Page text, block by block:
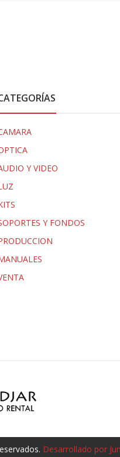
Y VIDEO
Y FONDOS
Desarrollado por